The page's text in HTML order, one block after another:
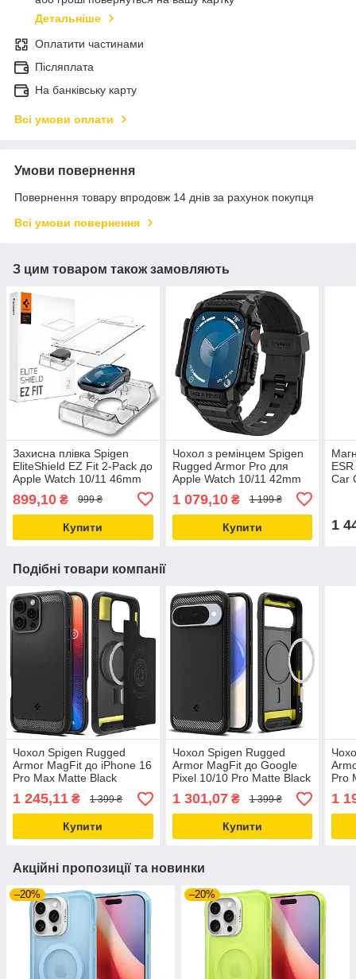
Детальніше
Оплатити частинами
Післяплата
На банківську карту
Всі умови оплати
Умови повернення
Повернення товару впродовж 14 днів за рахунок покупця
Всі умови повернення
З цим товаром також замовляють
Захисна плівка Spigen
EliteShield EZ Fit 2-Pack до
Apple Watch 10/11 46mm
899,10 ₴ 999 ₴
Купити
Чохол з ремінцем Spigen
Rugged Armor Pro для
Apple Watch 10/11 42mm
1 079,10₴ 1 199 ₴
Купити
Car
1
Подібні товари компанії
Чохол Spigen Rugged
Armor MagFit до iPhone 16
Pro Max Matte Black
(ACS07986)
1 245,11 ₴ 1 399 ₴
Купити
Чохол Spigen Rugged
Armor MagFit до Google
Pixel 10/10 Pro Matte Black
(ACS09698)
1 301,07₴ 1 399 ₴
Купити
Pro
1
Акційні пропозиції та новинки
–20% –20%